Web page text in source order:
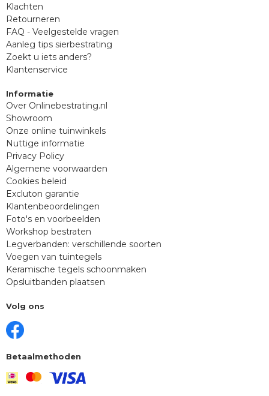
Klachten
Retourneren
FAQ - Veelgestelde vragen
Aanleg tips sierbestrating
Zoekt u iets anders?
Klantenservice
Informatie
Over Onlinebestrating.nl
Showroom
Onze online tuinwinkels
Nuttige informatie
Privacy Policy
Algemene voorwaarden
Cookies beleid
Excluton garantie
Klantenbeoordelingen
Foto's en voorbeelden
Workshop bestraten
Legverbanden: verschillende soorten
Voegen van tuintegels
Keramische tegels schoonmaken
Opsluitbanden plaatsen
Volg ons
Betaalmethoden